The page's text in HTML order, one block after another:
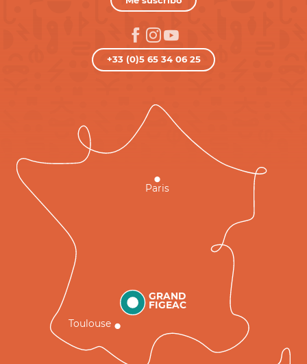
+33 (0)5 65 34 06 25
GRAND
FIGEAC
Toulouse
Paris